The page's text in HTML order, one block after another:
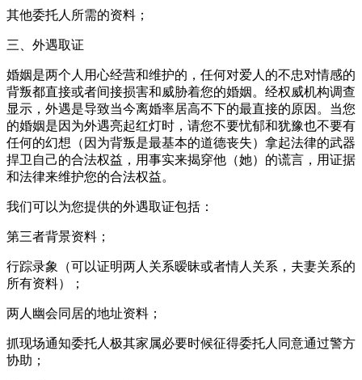
其他委托人所需的资料；
三、外遇取证
婚姻是两个人用心经营和维护的，任何对爱人的不忠对情感的
背叛都直接或者间接损害和威胁着您的婚姻。经权威机构调查
显示，外遇是导致当今离婚率居高不下的最直接的原因。当您
的婚姻是因为外遇亮起红灯时，请您不要忧郁和犹豫也不要有
任何的幻想（因为背叛是最基本的道德丧失）拿起法律的武器
捍卫自己的合法权益，用事实来揭穿他（她）的谎言，用证据
和法律来维护您的合法权益。
我们可以为您提供的外遇取证包括：
第三者背景资料；
行踪录象（可以证明两人关系暧昧或者情人关系，夫妻关系的
所有资料）；
两人幽会同居的地址资料；
抓现场通知委托人极其家属必要时候征得委托人同意通过警方
协助；